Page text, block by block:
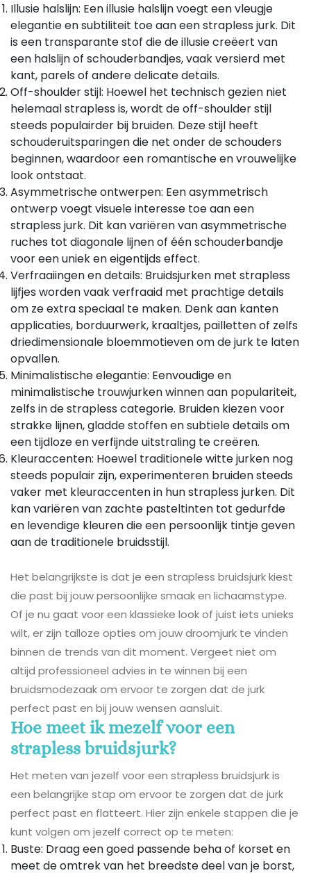
Illusie halslijn: Een illusie halslijn voegt een vleugje
elegantie en subtiliteit toe aan een strapless jurk. Dit
is een transparante stof die de illusie creëert van
een halslijn of schouderbandjes, vaak versierd met
kant, parels of andere delicate details.
Off-shoulder stijl: Hoewel het technisch gezien niet
helemaal strapless is, wordt de off-shoulder stijl
steeds populairder bij bruiden. Deze stijl heeft
schouderuitsparingen die net onder de schouders
beginnen, waardoor een romantische en vrouwelijke
look ontstaat.
Asymmetrische ontwerpen: Een asymmetrisch
ontwerp voegt visuele interesse toe aan een
strapless jurk. Dit kan variëren van asymmetrische
ruches tot diagonale lijnen of één schouderbandje
voor een uniek en eigentijds effect.
Verfraaiingen en details: Bruidsjurken met strapless
lijfjes worden vaak verfraaid met prachtige details
om ze extra speciaal te maken. Denk aan kanten
applicaties, borduurwerk, kraaltjes, pailletten of zelfs
driedimensionale bloemmotieven om de jurk te laten
opvallen.
Minimalistische elegantie: Eenvoudige en
minimalistische trouwjurken winnen aan populariteit,
zelfs in de strapless categorie. Bruiden kiezen voor
strakke lijnen, gladde stoffen en subtiele details om
een tijdloze en verfijnde uitstraling te creëren.
Kleuraccenten: Hoewel traditionele witte jurken nog
steeds populair zijn, experimenteren bruiden steeds
vaker met kleuraccenten in hun strapless jurken. Dit
kan variëren van zachte pasteltinten tot gedurfde
en levendige kleuren die een persoonlijk tintje geven
aan de traditionele bruidsstijl.
Het belangrijkste is dat je een strapless bruidsjurk kiest
die past bij jouw persoonlijke smaak en lichaamstype.
Of je nu gaat voor een klassieke look of juist iets unieks
wilt, er zijn talloze opties om jouw droomjurk te vinden
binnen de trends van dit moment. Vergeet niet om
altijd professioneel advies in te winnen bij een
bruidsmodezaak om ervoor te zorgen dat de jurk
perfect past en bij jouw wensen aansluit.
Hoe meet ik mezelf voor een
strapless bruidsjurk?
Het meten van jezelf voor een strapless bruidsjurk is
een belangrijke stap om ervoor te zorgen dat de jurk
perfect past en flatteert. Hier zijn enkele stappen die je
kunt volgen om jezelf correct op te meten:
Buste: Draag een goed passende beha of korset en
meet de omtrek van het breedste deel van je borst,